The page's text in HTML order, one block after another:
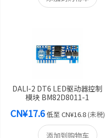
DALI-2 DT6 LED驱动器控制
模块 BM82D8011-1
CN¥17.6低至CN¥16.8(未税)
添加到购物车